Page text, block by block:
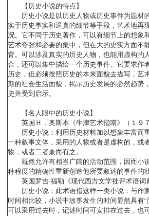
【历史小说的特点】
历史小说是以历史人物或历史事件为题材
实于历史事实和逼真的细节等手段，艺术地再
况。它不同于历史著作，可以有细节上的想象
艺术夸张和必要的集中，但在大的史实方面不
背。可以涉及真实的历史人物，也能用虚构的
合，还可以集中描绘一个历史事件。它要求作
历史，但必须按照历史的本来面貌去描写，艺
期的社会生活面貌，揭示历史发展的必然趋势
史并受到启示。
【名人眼中的历史小说】
英国Ｈ．奥斯本《牛津艺术指南》（１９
历史小说：利用历史材料加以想象丰富而
一种叙事文体，采用的人物或者是虚构的，或
物，或者二者兼而有之。
既然允许有相当广阔的活动范围，因而小
种程度的精确性重新创造他所要叙述的事件的
英国罗吉·福勒《现代西方文学批评术语词
历史小说：此术语指这样一类小说：与作
时间相比较，小说中故事发生的时间显然具有
可以采用过去时，记述时间可安排在过去，也